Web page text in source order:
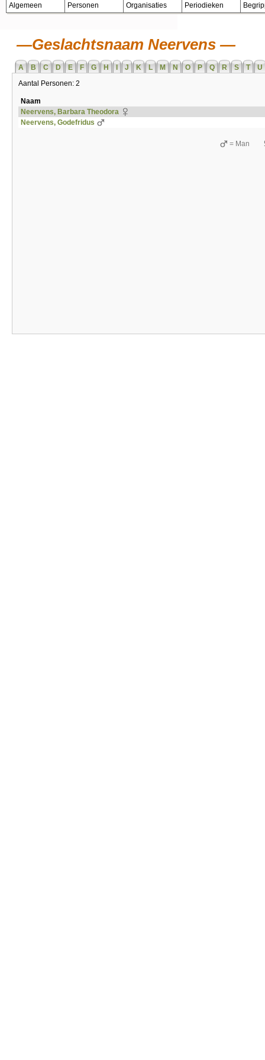
Algemeen Personen Organisaties Periodieken
Geslachtsnaam Neervens
A B C D E F G H J K L M N O P Q R S T
U
Aantal Personen: 2
Naam
Neervens, Barbara Theodora
Neervens, Godefridus
= Man